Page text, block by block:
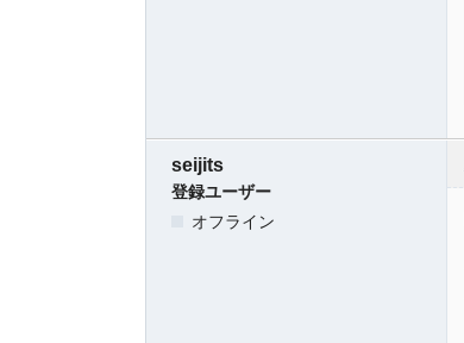
seijits
登録ユーザー
オフライン